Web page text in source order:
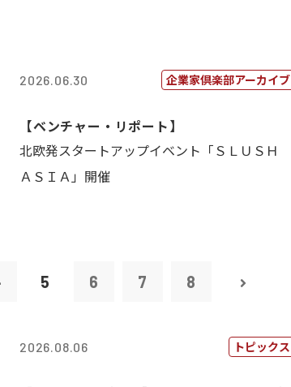
2026.06.30 企業家倶楽部アーカイブ
【ベンチャー・リポート】
北欧発スタートアップイベント「ＳＬＵＳＨ
ＡＳＩＡ」開催
5 6 7 8
2026.08.06 トピックス